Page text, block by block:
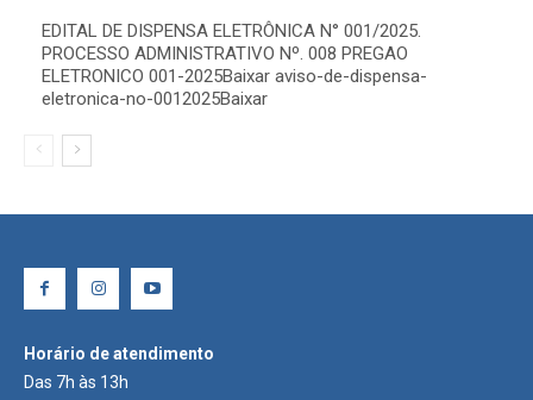
EDITAL DE DISPENSA ELETRÔNICA N° 001/2025.
PROCESSO ADMINISTRATIVO Nº. 008 PREGAO
ELETRONICO 001-2025Baixar aviso-de-dispensa-
eletronica-no-0012025Baixar
Horário de atendimento
Das 7h às 13h